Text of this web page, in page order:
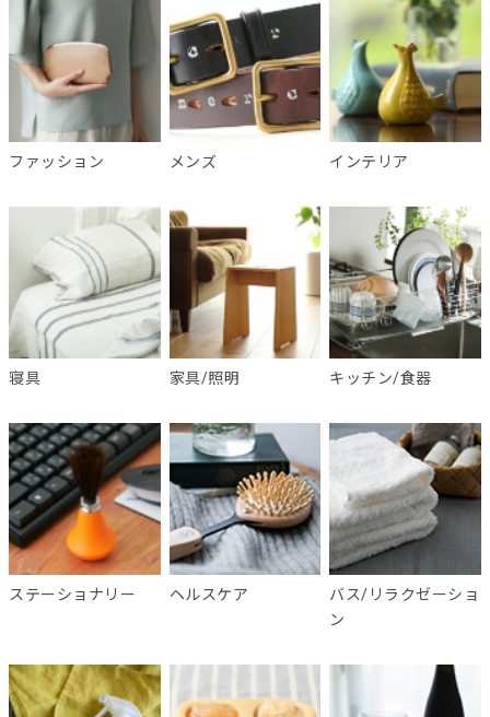
ファッション メンズ インテリア
寝具 家具/照明 キッチン/食器
ステーショナリー ヘルスケア
バス/リラクゼーショ
ン